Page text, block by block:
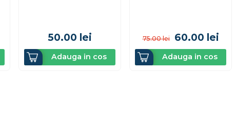
50.00 lei
Adauga in cos
75.00 lei 60.00 lei
Adauga in cos